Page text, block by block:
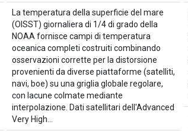
La temperatura della superficie del mare
(OISST) giornaliera di 1/4 di grado della
NOAA fornisce campi di temperatura
oceanica completi costruiti combinando
osservazioni corrette per la distorsione
provenienti da diverse piattaforme (satelliti,
navi, boe) su una griglia globale regolare,
con lacune colmate mediante
interpolazione. Dati satellitari dell'Advanced
Very High…